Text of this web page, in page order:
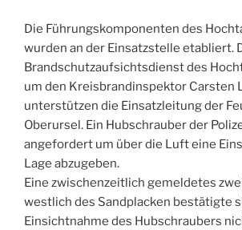
Die Führungskomponenten des
wurden an der Einsatzstelle etabliert.
Brandschutzaufsichtsdienst des
um den Kreisbrandinspektor Carsten
unterstützen die Einsatzleitung der
Oberursel. Ein Hubschrauber der
angefordert um über die Luft eine
Lage abzugeben.
Eine zwischenzeitlich gemeldetes
westlich des Sandplacken bestätigte
Einsichtnahme des Hubschraubers